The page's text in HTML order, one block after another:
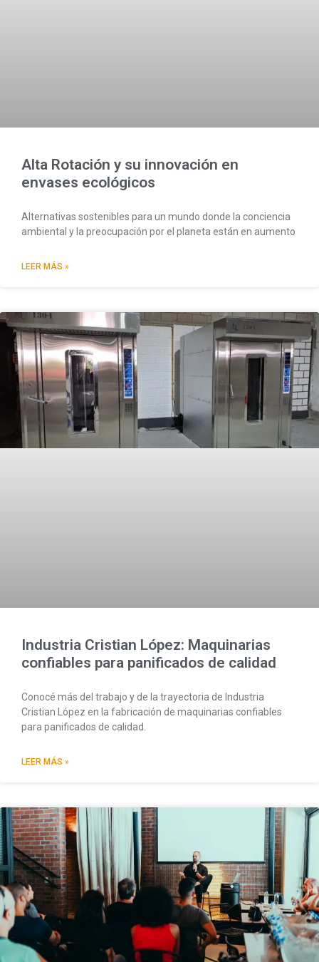
Alta Rotación y su innovación en
envases ecológicos
Alternativas sostenibles para un mundo donde la conciencia
ambiental y la preocupación por el planeta están en aumento
LEER MÁS »
Industria Cristian López: Maquinarias
confiables para panificados de calidad
Conocé más del trabajo y de la trayectoria de Industria
Cristian López en la fabricación de maquinarias confiables
para panificados de calidad.
LEER MÁS »